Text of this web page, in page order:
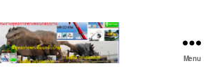
Menu